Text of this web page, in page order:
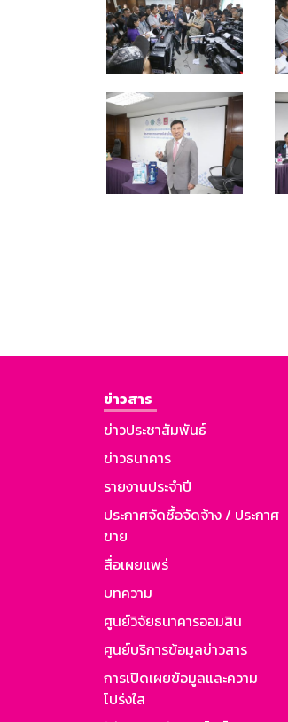
ข่าวสาร
ข่าวประชาสัมพันธ์
ข่าวธนาคาร
รายงานประจำปี
ประกาศจัดซื้อจัดจ้าง / ประกาศ
ขาย
สื่อเผยแพร่
บทความ
ศูนย์วิจัยธนาคารออมสิน
ศูนย์บริการข้อมูลข่าวสาร
การเปิดเผยข้อมูลและความ
โปร่งใส